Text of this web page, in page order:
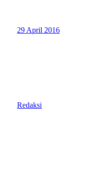
29 April 2016
Redaksi